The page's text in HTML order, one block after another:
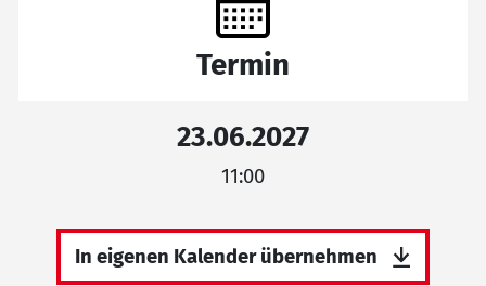
Termin
23.06.2027
11:00
In eigenen Kalender übernehmen